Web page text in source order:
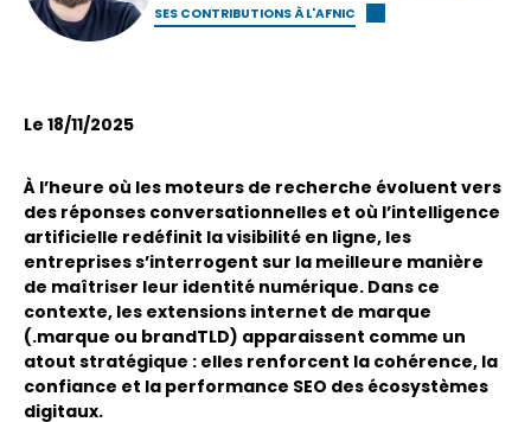
SES CONTRIBUTIONS À L'AFNIC
Le 18/11/2025
À l’heure où les moteurs de recherche évoluent vers
des réponses conversationnelles et où l’intelligence
artificielle redéfinit la visibilité en ligne, les
entreprises s’interrogent sur la meilleure manière
de maîtriser leur identité numérique. Dans ce
contexte, les extensions internet de marque
(.marque ou brandTLD) apparaissent comme un
atout stratégique : elles renforcent la cohérence, la
confiance et la performance SEO des écosystèmes
digitaux.